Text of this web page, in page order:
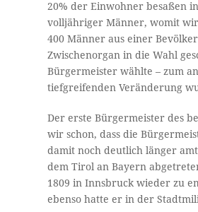
20% der Einwohner besaßen
volljähriger Männer, womit
400 Männer aus einer
Zwischenorgan in die Wahl
Bürgermeister wählte – zum
tiefgreifenden Veränderung
Der erste Bürgermeister des
wir schon, dass die
damit noch deutlich länger
dem Tirol an Bayern
1809 in Innsbruck wieder zu
ebenso hatte er in der